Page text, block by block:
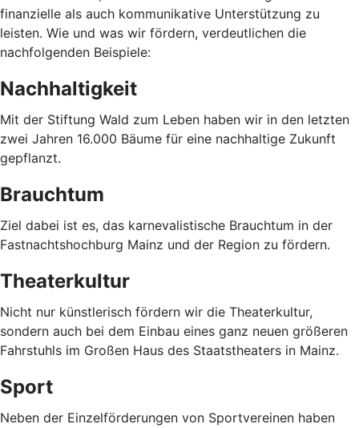
finanzielle als auch kommunikative Unterstützung zu
leisten. Wie und was wir fördern, verdeutlichen die
nachfolgenden Beispiele:
Nachhaltigkeit
Mit der Stiftung Wald zum Leben haben wir in den letzten
zwei Jahren 16.000 Bäume für eine nachhaltige Zukunft
gepflanzt.
Brauchtum
Ziel dabei ist es, das karnevalistische Brauchtum in der
Fastnachtshochburg Mainz und der Region zu fördern.
Theaterkultur
Nicht nur künstlerisch fördern wir die Theaterkultur,
sondern auch bei dem Einbau eines ganz neuen größeren
Fahrstuhls im Großen Haus des Staatstheaters in Mainz.
Sport
Neben der Einzelförderungen von Sportvereinen haben